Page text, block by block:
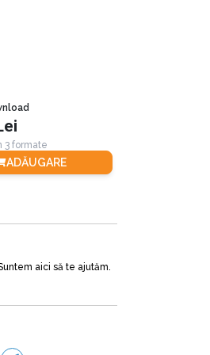
cheia iubirii
”
3 formate
ADĂUGARE
aici să te ajutăm.